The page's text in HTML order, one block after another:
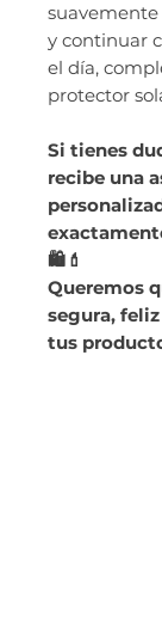
suavemente
y continuar
el día,
protector
Si tienes
recibe una
🛍️💄
Queremos
segura, feliz
tus